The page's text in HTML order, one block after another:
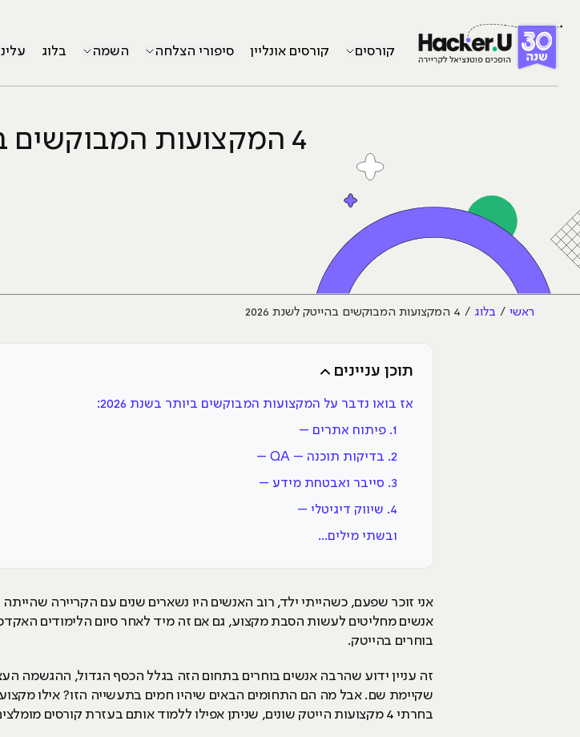
קורסים קורסים אונליין סיפורי הצלחה השמה בלוג
4 המקצועות המבוקשים בהייטק לשנת 2026
ראשי בלוג 4 המקצועות המבוקשים בהייטק לשנת 2026
תוכן עניינים
אז בואו נדבר על המקצועות המבוקשים ביותר בשנת 2026:
1. פיתוח אתרים –
2. בדיקות תוכנה – QA –
3. סייבר ואבטחת מידע –
4. שיווק דיגיטלי –
ובשתי מילים...
אני זוכר שפעם, כשהייתי ילד, רוב האנשים היו נשארים שנים עם הקריירה
אנשים מחליטים לעשות הסבת מקצוע, גם אם זה מיד לאחר סיום הלימודים האקדמאים
בוחרים בהייטק.
זה עניין ידוע שהרבה אנשים בוחרים בתחום הזה בגלל הכסף הגדול, ההגשמה
בחרתי 4 מקצועות הייטק שונים, שניתן אפילו ללמוד אותם בעזרת קורסים מומלצים וקצרים